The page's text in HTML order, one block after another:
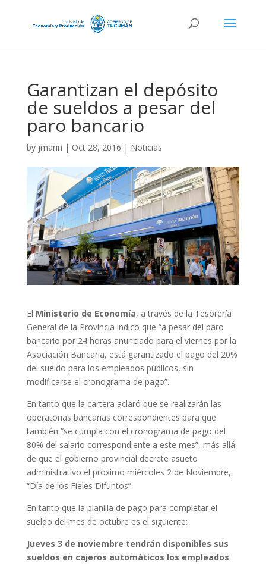
Garantizan el depósito
de sueldos a pesar del
paro bancario
by jmarin | Oct 28, 2016 | Noticias
El Ministerio de Economía, a través de la Tesorería
General de la Provincia indicó que “a pesar del paro
bancario por 24 horas anunciado para el viernes por la
Asociación Bancaria, está garantizado el pago del 20%
del sueldo para los empleados públicos, sin
modificarse el cronograma de pago”.
En tanto que la cartera aclaró que se realizarán las
operatorias bancarias correspondientes para que
también “se cumpla con el cronograma de pago del
80% del salario correspondiente a este mes”, más allá
de que el gobierno provincial decrete asueto
administrativo el próximo miércoles 2 de Noviembre,
“Día de los Fieles Difuntos”.
En tanto que la planilla de pago para completar el
sueldo del mes de octubre es el siguiente:
Jueves 3 de noviembre tendrán disponibles sus
sueldos en cajeros automáticos los empleados